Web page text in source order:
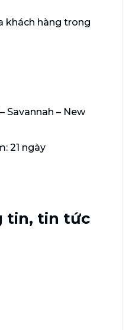
khách hàng trong
Savannah – New
21 ngày
tin, tin tức